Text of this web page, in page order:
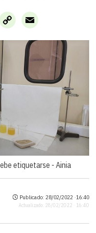
Copy
Link
Email
etiquetarse -Ainia
Publicado: 28/02/2022 ·16:40
Actualizado: 28/02/2022 · 16:40